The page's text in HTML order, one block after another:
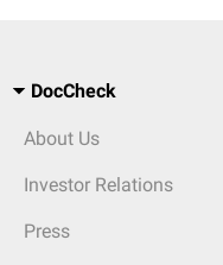
DocCheck
About Us
Investor Relations
Press